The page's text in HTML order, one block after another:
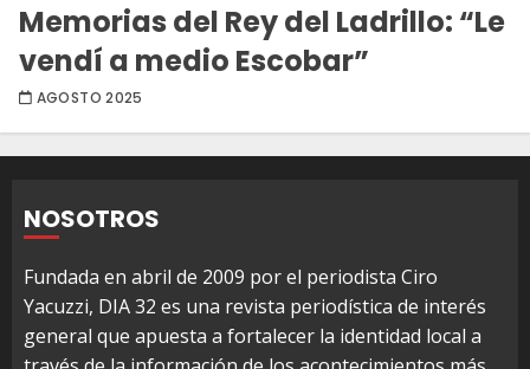
Memorias del Rey del Ladrillo: “Le
vendí a medio Escobar”
AGOSTO 2025
NOSOTROS
Fundada en abril de 2009 por el periodista Ciro
Yacuzzi, DIA 32 es una revista periodística de interés
general que apuesta a fortalecer la identidad local a